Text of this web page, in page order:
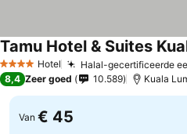
4 SterrenHotel Halal-gecertificeerde
Tamu Hotel & Suites
8,4 Zeer goed 10.589 Kuala
Van € 45